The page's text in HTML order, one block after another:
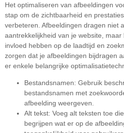
Het optimaliseren van afbeeldingen
stap om de zichtbaarheid en
verbeteren. Afbeeldingen dragen niet
aantrekkelijkheid van je website,
invloed hebben op de laadtijd en
zorgen dat je afbeeldingen bijdragen
er enkele belangrijke
Bestandsnamen: Gebruik
bestandsnamen met
afbeelding weergeven.
Alt tekst: Voeg alt teksten toe
begrijpen wat er op de